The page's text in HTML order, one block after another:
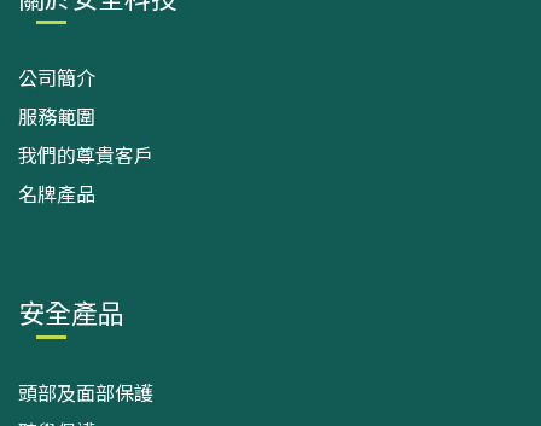
公司簡介
服務範圍
我們的尊貴客戶
名牌產品
安全產品
頭部及面部保護